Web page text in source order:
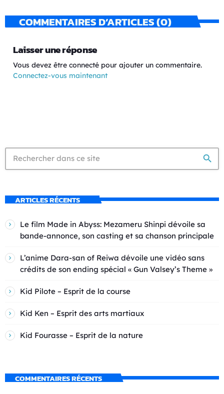
COMMENTAIRES D’ARTICLES (0)
Laisser une réponse
Vous devez être connecté pour ajouter un commentaire.
Connectez-vous maintenant
search
ARTICLES RÉCENTS
Le film Made in Abyss: Mezameru Shinpi dévoile sa
bande-annonce, son casting et sa chanson principale
L’anime Dara-san of Reiwa dévoile une vidéo sans
crédits de son ending spécial « Gun Valsey’s Theme »
Kid Pilote – Esprit de la course
Kid Ken – Esprit des arts martiaux
Kid Fourasse – Esprit de la nature
COMMENTAIRES RÉCENTS